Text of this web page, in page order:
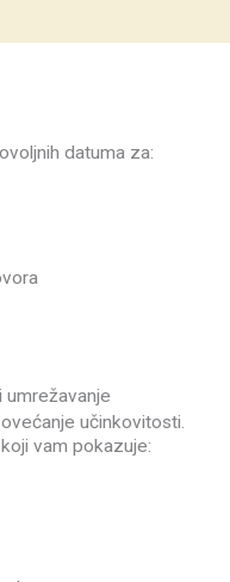
datuma za:
umrežavanje
učinkovitosti.
vam pokazuje: